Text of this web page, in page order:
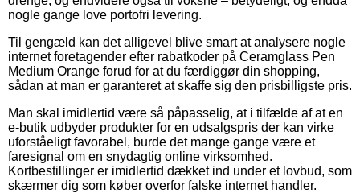
nogle gange love portofri levering.
Til gengæld kan det alligevel blive smart at analysere nogle
internet foretagender efter rabatkoder på Ceramglass Pen
Medium Orange forud for at du færdiggør din shopping,
sådan at man er garanteret at skaffe sig den prisbilligste pris.
Man skal imidlertid være så påpasselig, at i tilfælde af at en
e-butik udbyder produkter for en udsalgspris der kan virke
uforståeligt favorabel, burde det mange gange være et
faresignal om en snydagtig online virksomhed.
Kortbestillinger er imidlertid dækket ind under et lovbud, som
skærmer dig som køber overfor falske internet handler.